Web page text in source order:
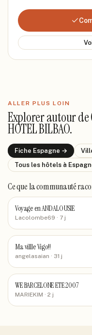
ALLER PLUS LOIN
Explorer autour de
HOTEL BILBAO.
Fiche Espagne →
Tous les hôtels à
Ce que la communauté
Voyage en ANDALOUSIE
Lacolombe69 · 7 j
Ma villle Vigo!!
angelasaian · 31 j
WE BARCELONE ETE 2007
MARIEKIM · 2 j